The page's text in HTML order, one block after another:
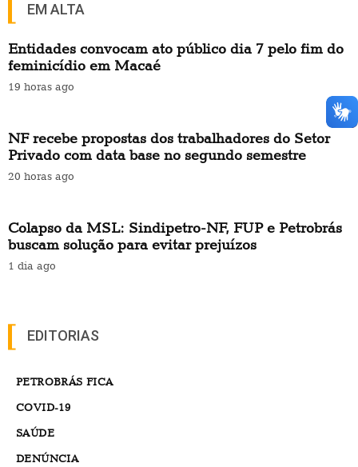
EM ALTA
Entidades convocam ato público dia 7 pelo fim do
feminicídio em Macaé
19 horas ago
NF recebe propostas dos trabalhadores do Setor
Privado com data base no segundo semestre
20 horas ago
Colapso da MSL: Sindipetro-NF, FUP e Petrobrás
buscam solução para evitar prejuízos
1 dia ago
EDITORIAS
PETROBRÁS FICA
COVID-19
SAÚDE
DENÚNCIA